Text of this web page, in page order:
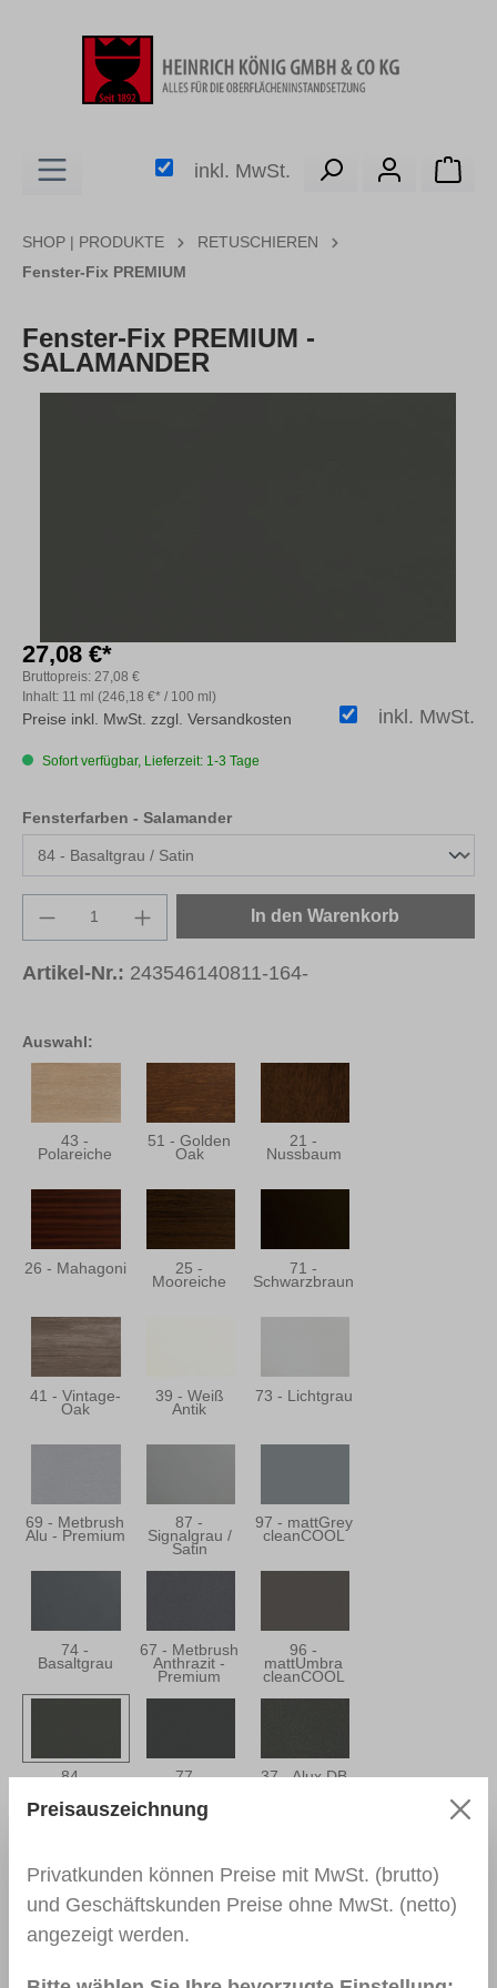
inkl. MwSt.
SHOP | PRODUKTE
RETUSCHIEREN
Fenster-Fix PREMIUM
Fenster-Fix PREMIUM -
SALAMANDER
Auswahl:
43 -
Polareiche
51 - Golden
Oak
21 -
Nussbaum
26 - Mahagoni 25 -
Mooreiche
71 -
Schwarzbraun
41 - Vintage-
Oak
39 - Weiß
Antik
73 - Lichtgrau
69 - Metbrush
Alu - Premium
87 -
Signalgrau /
Satin
97 - mattGrey
cleanCOOL
74 -
Basaltgrau
67 - Metbrush
Anthrazit -
Premium
96 -
mattUmbra
cleanCOOL
84 -
Satin
77 -
cleanCOOL
37 - Alux DB
55 -
Anthrazitgrau
88 -
Anthrazitgrau /
Satin
03 -
Dunkelgrün
27,08 €*
Inhalt: 11 ml (246,18 €* / 100 ml)
Bruttopreis: 27,08 €
inkl. MwSt.
Preise inkl. MwSt. zzgl. Versandkosten
Sofort verfügbar, Lieferzeit: 1-3 Tage
Fensterfarben - Salamanderauswählen
Produkt Anzahl: Gib den gewünschten
In den Warenkorb
Artikel-Nr.: 243546140811-164-
Preisauszeichnung
Privatkunden können Preise mit MwSt. (brutto)
und Geschäftskunden Preise ohne MwSt. (netto)
angezeigt werden.